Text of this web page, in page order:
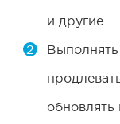
и другие.
обновлять